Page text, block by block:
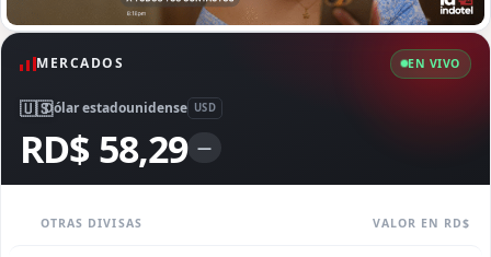
MERCADOS EN VIVO
🇺🇸Dólar estadounidense USD
RD$ 58,29 —
OTRAS DIVISAS VALOR EN RD$